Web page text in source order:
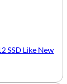
SSD Like New